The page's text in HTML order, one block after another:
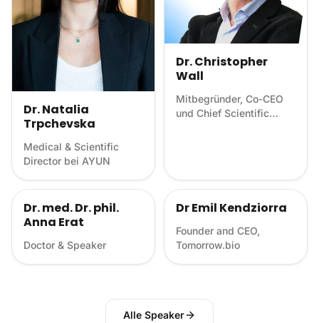
Dr. Natalia
Trpchevska
Medical & Scientific
Director bei AYUN
Dr. Christopher
Wall
Mitbegründer, Co-CEO
und Chief Scientific
Dr. med. Dr. phil.
Anna Erat
Doctor & Speaker
Dr Emil Kendziorra
Founder and CEO,
Tomorrow.bio
Alle Speaker